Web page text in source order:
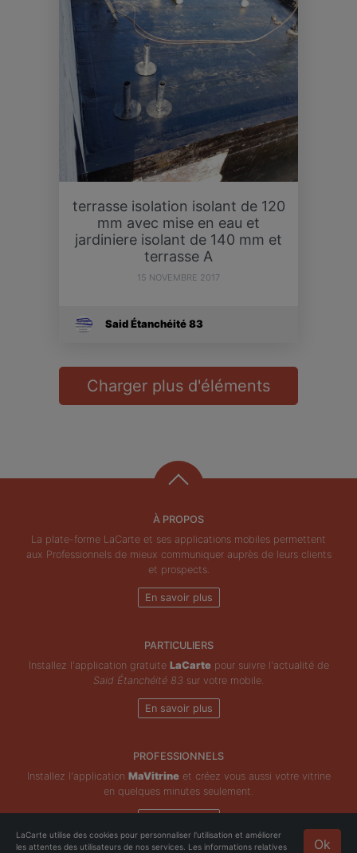
terrasse isolation isolant de 120
mm avec mise en eau et
jardiniere isolant de 140 mm et
terrasse A
15 NOVEMBRE 2017
Said Étanchéité 83
Charger plus d'éléments
À PROPOS
La plate-forme LaCarte et ses applications mobiles permettent
aux Professionnels de mieux communiquer auprès de leurs clients
et prospects.
En savoir plus
PARTICULIERS
Installez l'application gratuite LaCartepour suivre l'actualité de
Said Étanchéité 83 sur votre mobile.
En savoir plus
PROFESSIONNELS
Installez l'application MaVitrineet créez vous aussi votre vitrine
en quelques minutes seulement.
Ok
LaCarte utilise des cookies pour personnaliser l'utilisation et améliorer
les attentes des utilisateurs de nos services. Les informations relatives